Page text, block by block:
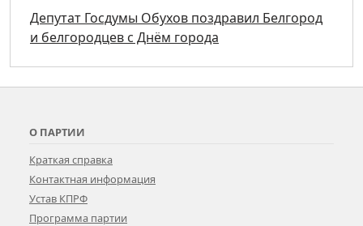
Депутат Госдумы Обухов поздравил Белгород
и белгородцев с Днём города
О ПАРТИИ
Краткая справка
Контактная информация
Устав КПРФ
Программа партии